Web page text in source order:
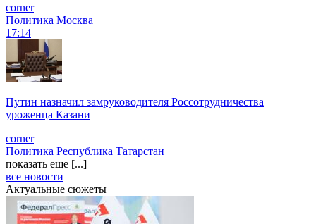
corner
Политика Москва
17:14
Путин назначил замруководителя Россотрудничества
уроженца Казани
corner
Политика Республика Татарстан
показать еще [...]
все новости
Актуальные сюжеты